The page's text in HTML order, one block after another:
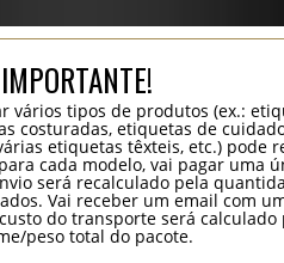
IMPORTANTE!
vários tipos de produtos (ex.:
costuradas, etiquetas de
etiquetas têxteis, etc.) pode
cada modelo, vai pagar uma
será recalculado pela
Vai receber um email com
do transporte será calculado
peso total do pacote.